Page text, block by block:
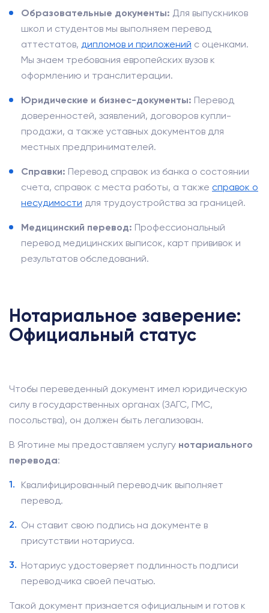
Образовательные документы: Для выпускников
школ и студентов мы выполняем перевод
аттестатов, дипломов и приложений с оценками.
Мы знаем требования европейских вузов к
оформлению и транслитерации.
Юридические и бизнес-документы: Перевод
доверенностей, заявлений, договоров купли-
продажи, а также уставных документов для
местных предпринимателей.
Справки: Перевод справок из банка о состоянии
счета, справок с места работы, а также справок о
несудимости для трудоустройства за границей.
Медицинский перевод: Профессиональный
перевод медицинских выписок, карт прививок и
результатов обследований.
Нотариальное заверение:
Официальный статус
Чтобы переведенный документ имел юридическую
силу в государственных органах (ЗАГС, ГМС,
посольства), он должен быть легализован.
В Яготине мы предоставляем услугу нотариального
перевода:
Квалифицированный переводчик выполняет
перевод.
Он ставит свою подпись на документе в
присутствии нотариуса.
Нотариус удостоверяет подлинность подписи
переводчика своей печатью.
Такой документ признается официальным и готов к